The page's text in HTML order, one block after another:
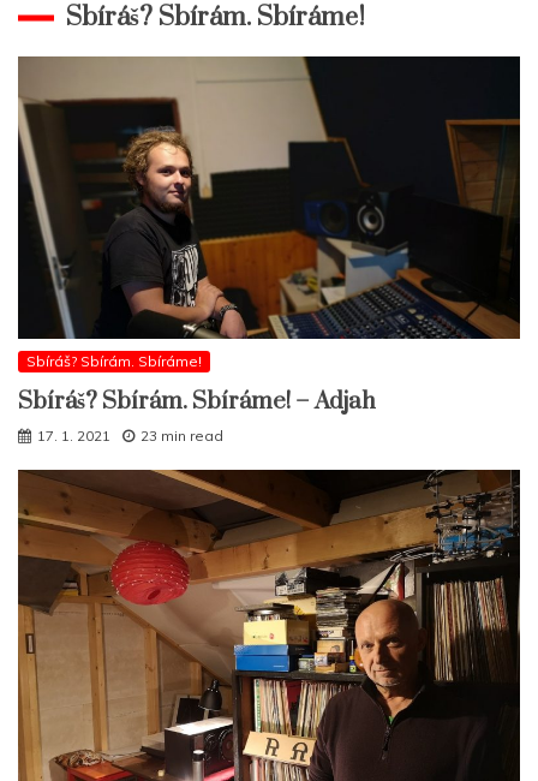
Sbíráš? Sbírám. Sbíráme!
Sbíráš? Sbírám. Sbíráme!
Sbíráš? Sbírám. Sbíráme! – Adjah
17. 1. 2021 23 min read